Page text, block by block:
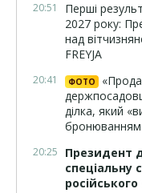
20:51
Перші
2027 року:
над
FREYJA
20:41 ФОТО
ділка, який
бронюванням
20:25
Президент
спеціальну